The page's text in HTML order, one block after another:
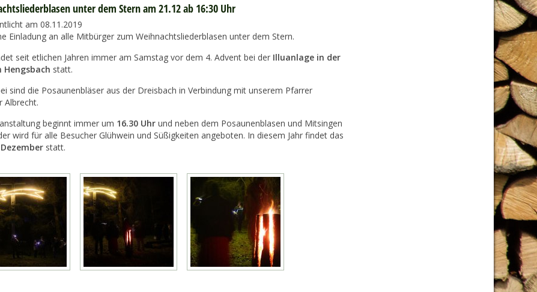
unter dem Stern am 21.12 ab 16:30 Uhr
am 08.11.2019
Einladung an alle Mitbürger zum Weihnachtsliederblasen unter dem Stern.
seit etlichen Jahren immer am Samstag vor dem 4. Advent bei der Illuanlage in der
Hengsbach statt.
sind die Posaunenbläser aus der Dreisbach in Verbindung mit unserem Pfarrer
Albrecht.
beginnt immer um 16.30 Uhr und neben dem Posaunenblasen und Mitsingen
wird für alle Besucher Glühwein und Süßigkeiten angeboten. In diesem Jahr findet das
statt.